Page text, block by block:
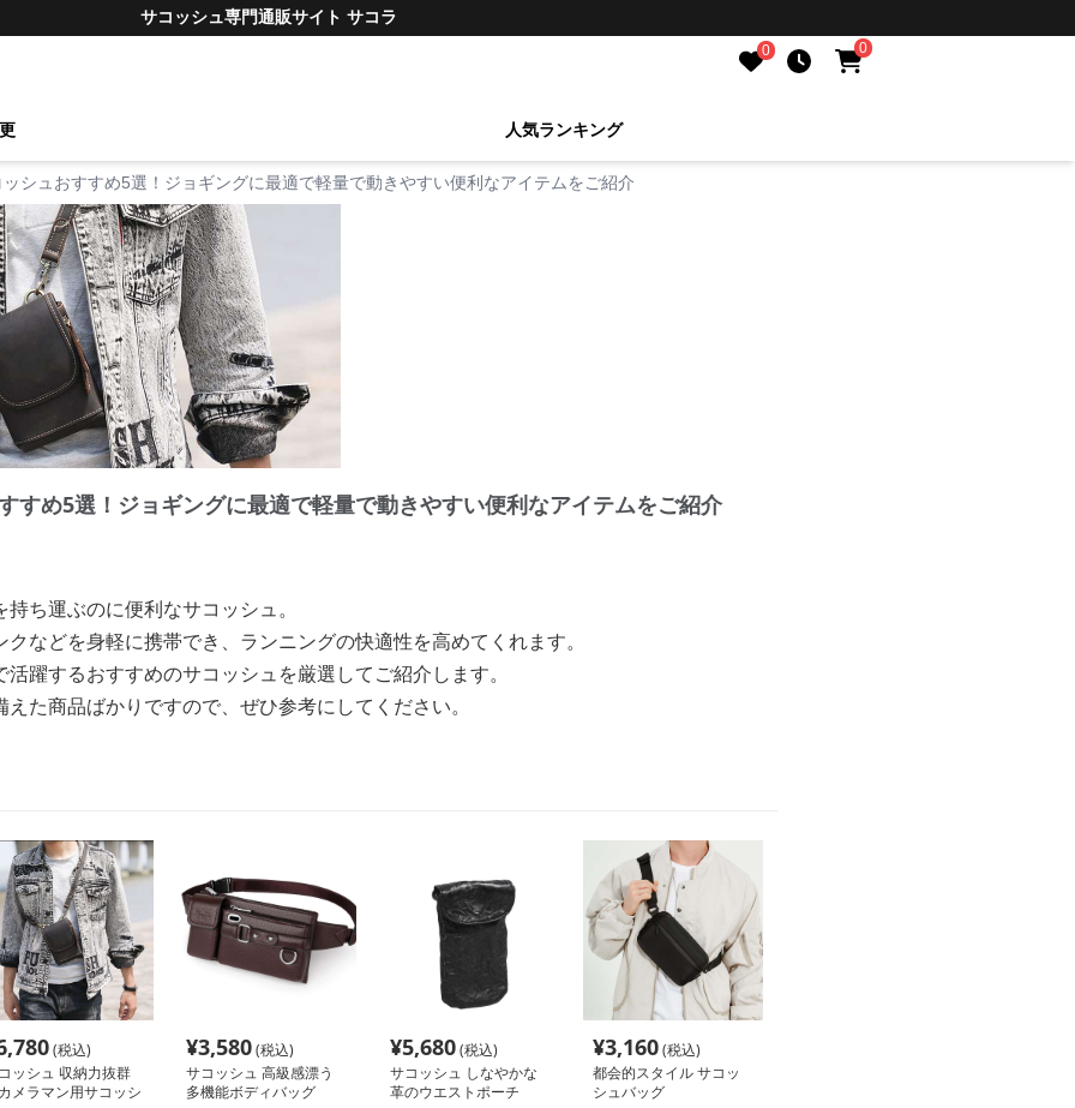
サコッシュ専門通販サイト サコラ
0 0
人気ランキング
シュおすすめ5選！ジョギングに最適で軽量で動きやすい便利なアイテムをご紹介
すめ5選！ジョギングに最適で軽量で動きやすい便利なアイテムをご紹介
ち運ぶのに便利なサコッシュ。
などを身軽に携帯でき、ランニングの快適性を高めてくれます。
躍するおすすめのサコッシュを厳選してご紹介します。
た商品ばかりですので、ぜひ参考にしてください。
(税込)
ッシュ 収納力抜群
メラマン用サコッシ
¥3,580(税込)
サコッシュ 高級感漂う
多機能ボディバッグ
¥5,680(税込)
サコッシュ しなやかな
革のウエストポーチ
¥3,160(税込)
都会的スタイル サコッ
シュバッグ